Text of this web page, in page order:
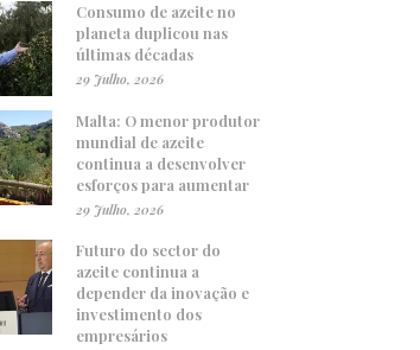
Consumo de azeite no
planeta duplicou nas
últimas décadas
29 Julho, 2026
Malta: O menor produtor
mundial de azeite
continua a desenvolver
esforços para aumentar
29 Julho, 2026
Futuro do sector do
azeite continua a
depender da inovação e
investimento dos
empresários